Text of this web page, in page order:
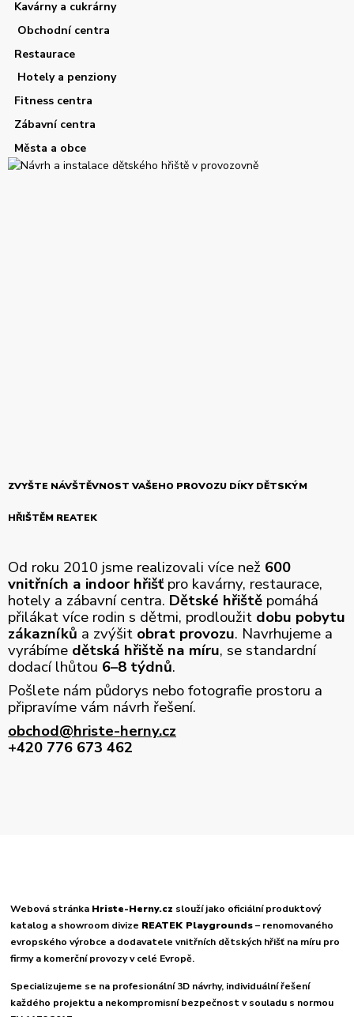
Kavárny a cukrárny
Obchodní centra
Restaurace
Hotely a penziony
Fitness centra
Zábavní centra
Města a obce
ZVYŠTE NÁVŠTĚVNOST VAŠEHO PROVOZU DÍKY DĚTSKÝM
HŘIŠTĚM REATEK
Od roku 2010 jsme realizovali více než 600
vnitřních a indoor hřišťpro kavárny, restaurace,
hotely a zábavní centra. Dětské hřiště pomáhá
přilákat více rodin s dětmi, prodloužit dobu pobytu
zákazníků a zvýšit obrat provozu. Navrhujeme a
vyrábíme dětská hřiště na míru, se standardní
dodací lhůtou 6–8 týdnů.
Pošlete nám půdorys nebo fotografie prostoru a
připravíme vám návrh řešení.
obchod@hriste-herny.cz
+420 776 673 462
Webová stránka Hriste-Herny.cz slouží jako oficiální produktový
katalog a showroom divize REATEK Playgrounds– renomovaného
evropského výrobce a dodavatele vnitřních dětských hřišť na míru pro
firmy a komerční provozy v celé Evropě.
Specializujeme se na profesionální 3D návrhy, individuální řešení
každého projektu a nekompromisní bezpečnost v souladu s normou